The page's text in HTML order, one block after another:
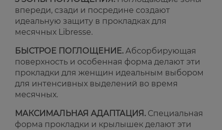
впереди, сзади и посредине создают
идеальную защиту в прокладках для
месячных Libresse.
БЫСТРОЕ ПОГЛОЩЕНИЕ. Абсорбирующая
поверхность и особенная форма делают эти
прокладки для женщин идеальным выбором
для интенсивных выделений во время
месячных.
МАКСИМАЛЬНАЯ АДАПТАЦИЯ. Специальная
форма прокладки и крылышек делают эти